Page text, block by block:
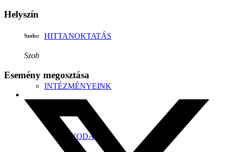
HITTANOKTATÁS
INTÉZMÉNYEINK
ÓVODA
Helyszín
Szob
Szob
Esemény megosztása